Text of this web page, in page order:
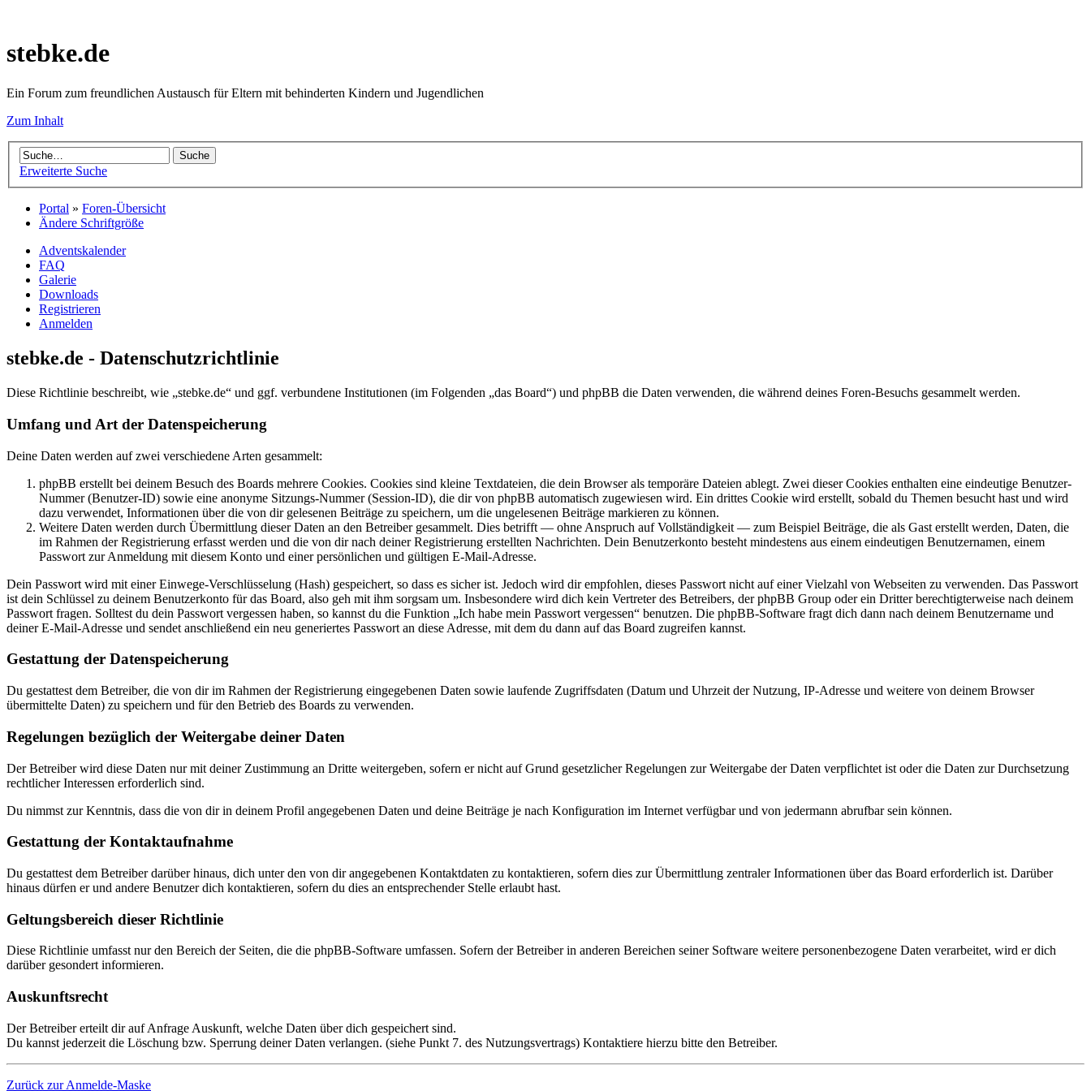
stebke.de
Ein Forum zum freundlichen Austausch für Eltern mit behinderten Kindern und Jugendlichen
Zum Inhalt
Erweiterte Suche
Portal » Foren-Übersicht
Ändere Schriftgröße
Adventskalender
FAQ
Galerie
Downloads
Registrieren
Anmelden
stebke.de - Datenschutzrichtlinie
Diese Richtlinie beschreibt, wie „stebke.de“ und ggf. verbundene Institutionen (im Folgenden „das Board“) und phpBB die Daten verwenden, die während deines Foren-Besuchs gesammelt werden.
Umfang und Art der Datenspeicherung
Deine Daten werden auf zwei verschiedene Arten gesammelt:
phpBB erstellt bei deinem Besuch des Boards mehrere Cookies. Cookies sind kleine Textdateien, die dein Browser als temporäre Dateien ablegt. Zwei dieser Cookies enthalten eine eindeutige Benutzer-
Nummer (Benutzer-ID) sowie eine anonyme Sitzungs-Nummer (Session-ID), die dir von phpBB automatisch zugewiesen wird. Ein drittes Cookie wird erstellt, sobald du Themen besucht hast und wird
dazu verwendet, Informationen über die von dir gelesenen Beiträge zu speichern, um die ungelesenen Beiträge markieren zu können.
Weitere Daten werden durch Übermittlung dieser Daten an den Betreiber gesammelt. Dies betrifft — ohne Anspruch auf Vollständigkeit — zum Beispiel Beiträge, die als Gast erstellt werden, Daten, die
im Rahmen der Registrierung erfasst werden und die von dir nach deiner Registrierung erstellten Nachrichten. Dein Benutzerkonto besteht mindestens aus einem eindeutigen Benutzernamen, einem
Passwort zur Anmeldung mit diesem Konto und einer persönlichen und gültigen E-Mail-Adresse.
Dein Passwort wird mit einer Einwege-Verschlüsselung (Hash) gespeichert, so dass es sicher ist. Jedoch wird dir empfohlen, dieses Passwort nicht auf einer Vielzahl von Webseiten zu verwenden. Das Passwort
ist dein Schlüssel zu deinem Benutzerkonto für das Board, also geh mit ihm sorgsam um. Insbesondere wird dich kein Vertreter des Betreibers, der phpBB Group oder ein Dritter berechtigterweise nach deinem
Passwort fragen. Solltest du dein Passwort vergessen haben, so kannst du die Funktion „Ich habe mein Passwort vergessen“ benutzen. Die phpBB-Software fragt dich dann nach deinem Benutzername und
deiner E-Mail-Adresse und sendet anschließend ein neu generiertes Passwort an diese Adresse, mit dem du dann auf das Board zugreifen kannst.
Gestattung der Datenspeicherung
Du gestattest dem Betreiber, die von dir im Rahmen der Registrierung eingegebenen Daten sowie laufende Zugriffsdaten (Datum und Uhrzeit der Nutzung, IP-Adresse und weitere von deinem Browser
übermittelte Daten) zu speichern und für den Betrieb des Boards zu verwenden.
Regelungen bezüglich der Weitergabe deiner Daten
Der Betreiber wird diese Daten nur mit deiner Zustimmung an Dritte weitergeben, sofern er nicht auf Grund gesetzlicher Regelungen zur Weitergabe der Daten verpflichtet ist oder die Daten zur Durchsetzung
rechtlicher Interessen erforderlich sind.
Du nimmst zur Kenntnis, dass die von dir in deinem Profil angegebenen Daten und deine Beiträge je nach Konfiguration im Internet verfügbar und von jedermann abrufbar sein können.
Gestattung der Kontaktaufnahme
Du gestattest dem Betreiber darüber hinaus, dich unter den von dir angegebenen Kontaktdaten zu kontaktieren, sofern dies zur Übermittlung zentraler Informationen über das Board erforderlich ist. Darüber
hinaus dürfen er und andere Benutzer dich kontaktieren, sofern du dies an entsprechender Stelle erlaubt hast.
Geltungsbereich dieser Richtlinie
Diese Richtlinie umfasst nur den Bereich der Seiten, die die phpBB-Software umfassen. Sofern der Betreiber in anderen Bereichen seiner Software weitere personenbezogene Daten verarbeitet, wird er dich
darüber gesondert informieren.
Auskunftsrecht
Der Betreiber erteilt dir auf Anfrage Auskunft, welche Daten über dich gespeichert sind.
Du kannst jederzeit die Löschung bzw. Sperrung deiner Daten verlangen. (siehe Punkt 7. des Nutzungsvertrags) Kontaktiere hierzu bitte den Betreiber.
Zurück zur Anmelde-Maske